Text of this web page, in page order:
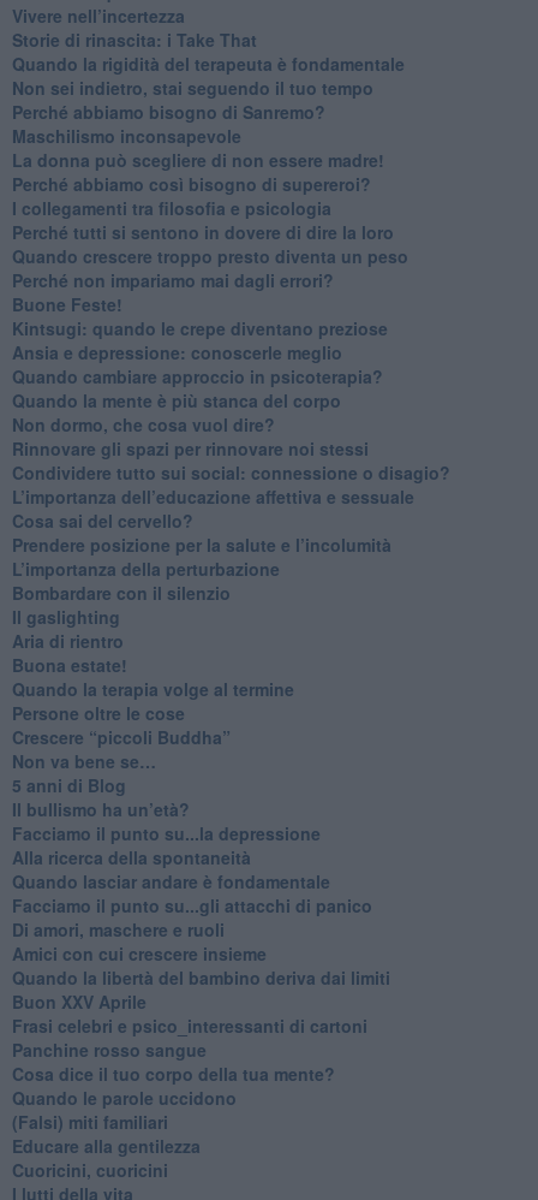
​Vivere nell’incertezza
​Storie di rinascita: i Take That
​Quando la rigidità del terapeuta è fondamentale
​Non sei indietro, stai seguendo il tuo tempo
​Perché abbiamo bisogno di Sanremo?
​Maschilismo inconsapevole
​La donna può scegliere di non essere madre!
​Perché abbiamo così bisogno di supereroi?
​I collegamenti tra filosofia e psicologia
​Perché tutti si sentono in dovere di dire la loro
​Quando crescere troppo presto diventa un peso
​Perché non impariamo mai dagli errori?
​Buone Feste!
​Kintsugi: quando le crepe diventano preziose
Ansia e depressione: conoscerle meglio
Quando cambiare approccio in psicoterapia?
​Quando la mente è più stanca del corpo
Non dormo, che cosa vuol dire?
​Rinnovare gli spazi per rinnovare noi stessi
​Condividere tutto sui social: connessione o disagio?
​L’importanza dell’educazione affettiva e sessuale
​Cosa sai del cervello?
Prendere posizione per la salute e l’incolumità
L’importanza della perturbazione
​Bombardare con il silenzio
Il gaslighting
Aria di rientro
Buona estate!
​Quando la terapia volge al termine
​Persone oltre le cose
​Crescere “piccoli Buddha”
Non va bene se…
​5 anni di Blog
​Il bullismo ha un’età?
Facciamo il punto su...la depressione
​Alla ricerca della spontaneità
​Quando lasciar andare è fondamentale
Facciamo il punto su...gli attacchi di panico
Di amori, maschere e ruoli
​Amici con cui crescere insieme
​Quando la libertà del bambino deriva dai limiti
Buon XXV Aprile
​Frasi celebri e psico_interessanti di cartoni
​Panchine rosso sangue
​Cosa dice il tuo corpo della tua mente?
​Quando le parole uccidono
​(Falsi) miti familiari
​Educare alla gentilezza
​Cuoricini, cuoricini
I lutti della vita